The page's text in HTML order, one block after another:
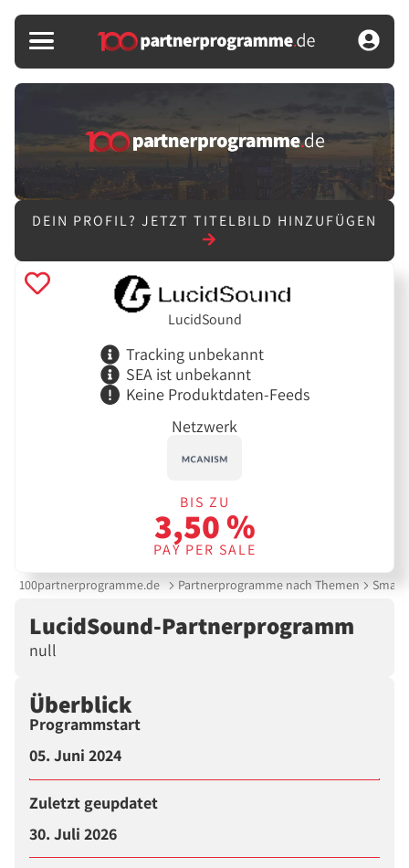
DEIN PROFIL? JETZT TITELBILD HINZUFÜGEN
LucidSound
Tracking unbekannt
SEA ist unbekannt
Keine Produktdaten-Feeds
Netzwerk
BIS ZU
3,50 %
PAY PER SALE
100partnerprogramme.de Partnerprogramme nach Themen
LucidSound-Partnerprogramm
null
Überblick
Programmstart
05. Juni 2024
Zuletzt geupdatet
30. Juli 2026